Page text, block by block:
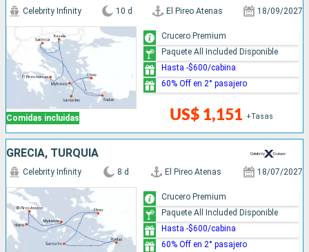
Comidas incluidas
Celebrity Infinity 10 d El Pireo Atenas 18/09/2027
US$ 1,151 +Tasas
Crucero Premium
Paquete All Included Disponible
Hasta -$600/cabina
60% Off en 2° pasajero
GRECIA, TURQUÍA
Celebrity Infinity 8 d El Pireo Atenas 18/07/2027
Crucero Premium
Paquete All Included Disponible
Hasta -$600/cabina
60% Off en 2° pasajero